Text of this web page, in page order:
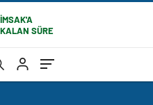
İMSAK'A
KALAN SÜRE